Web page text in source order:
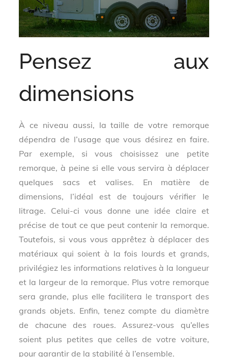
Pensez aux
dimensions
À ce niveau aussi, la taille de votre remorque
dépendra de l’usage que vous désirez en faire.
Par exemple, si vous choisissez une petite
remorque, à peine si elle vous servira à déplacer
quelques sacs et valises. En matière de
dimensions, l’idéal est de toujours vérifier le
litrage. Celui-ci vous donne une idée claire et
précise de tout ce que peut contenir la remorque.
Toutefois, si vous vous apprêtez à déplacer des
matériaux qui soient à la fois lourds et grands,
privilégiez les informations relatives à la longueur
et la largeur de la remorque. Plus votre remorque
sera grande, plus elle facilitera le transport des
grands objets. Enfin, tenez compte du diamètre
de chacune des roues. Assurez-vous qu’elles
soient plus petites que celles de votre voiture,
pour garantir de la stabilité à l’ensemble.